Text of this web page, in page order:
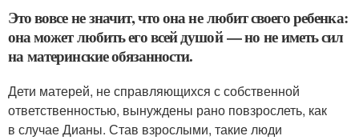
Это вовсе не значит, что она не любит своего ребенка:
она может любить его всей душой — но не иметь сил
на материнские обязанности.
Дети матерей, не справляющихся с собственной
ответственностью, вынуждены рано повзрослеть, как
в случае Дианы. Став взрослыми, такие люди